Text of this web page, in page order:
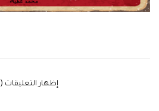
‫إظهار التعليقات (2)